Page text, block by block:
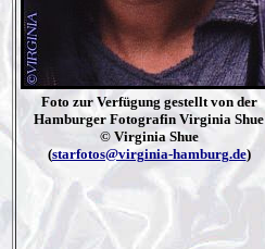
Foto zur Verfügung gestellt von der
Hamburger Fotografin Virginia Shue
© Virginia Shue
(starfotos@virginia-hamburg.de)